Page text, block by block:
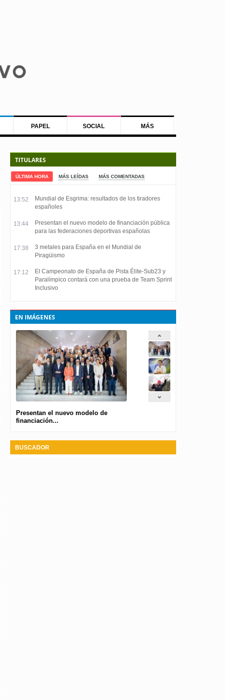
PAPEL SOCIAL MÁS
TITULARES
ÚLTIMA HORA MÁS LEÍDAS MÁS COMENTADAS
13:52
Mundial de Esgrima: resultados de los tiradores
españoles
13:44
Presentan el nuevo modelo de financiación pública
para las federaciones deportivas españolas
17:38
3 metales para España en el Mundial de
Piragüismo
17:12
El Campeonato de España de Pista Élite-Sub23 y
Paralímpico contará con una prueba de Team Sprint
Inclusivo
EN IMÁGENES
Presentan el nuevo modelo de
financiación...
BUSCADOR